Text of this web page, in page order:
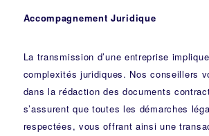
Accompagnement Juridique
La transmission d’une entreprise
complexités juridiques. Nosconseillers
dans la rédaction des documents
s’assurent que toutes les démarches
respectées, vous offrant ainsi une